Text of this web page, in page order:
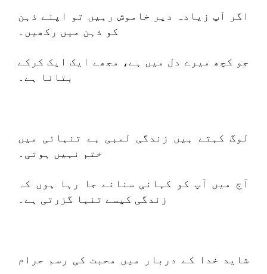
اگر آپ زیادہ دیر خاموش رہیں تو اپنے ذہن
کو ذہن میں رکھیں۔
جو کچھ میرے دل میں ہے، مجھے ایک ایک کرکے
بتانا ہے۔
لوگ کہتے ہیں زندگی لمبی ہے تنہائی میں
ختم نہیں ہوتی۔
آج میں آپ کو کہانی سنانے جا رہا ہوں کہ
زندگی کیسے تنہا گزرتی ہے۔
شاید خدا کے دربار میں محبت کی رسم حرام